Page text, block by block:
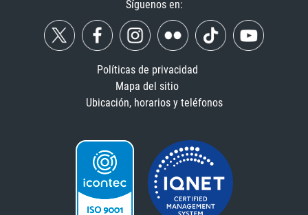
Síguenos en:
Políticas de privacidad
Mapa del sitio
Ubicación, horarios y teléfonos